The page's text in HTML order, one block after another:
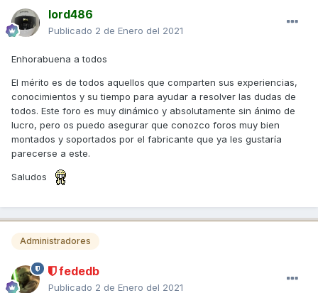
lord486
Publicado 2 de Enero del 2021
Enhorabuena a todos
El mérito es de todos aquellos que comparten sus experiencias,
conocimientos y su tiempo para ayudar a resolver las dudas de
todos. Este foro es muy dinámico y absolutamente sin ánimo de
lucro, pero os puedo asegurar que conozco foros muy bien
montados y soportados por el fabricante que ya les gustaría
parecerse a este.
Saludos
Administradores
fededb
Publicado 2 de Enero del 2021